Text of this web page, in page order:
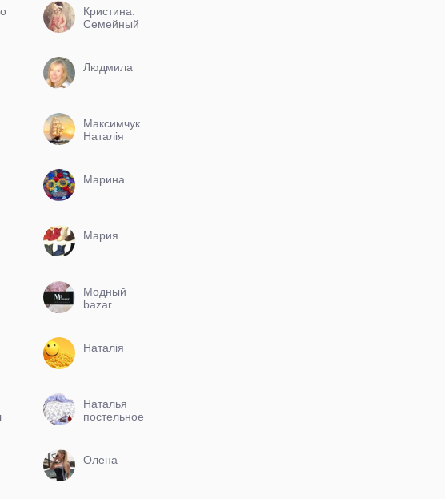
Кристина.
Семейный
Людмила
Максимчук
Наталія
Марина
Мария
Модный
bazar
Наталія
Наталья
постельное
Олена